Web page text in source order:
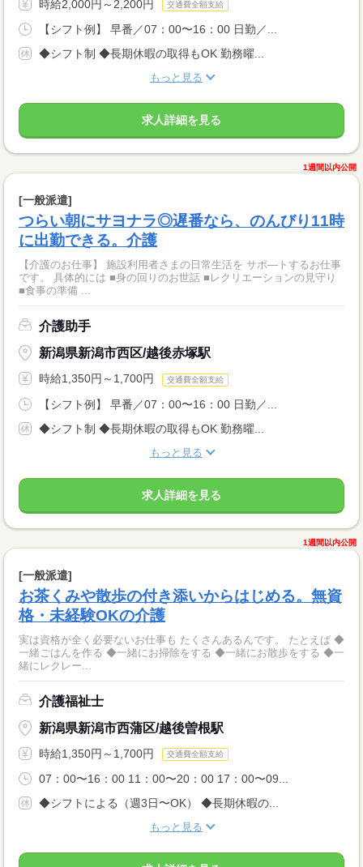
時給2,000円～2,200円 交通費全額支給
【シフト例】 早番／07：00〜16：00 日勤／...
◆シフト制 ◆長期休暇の取得もOK 勤務曜...
もっと見る
求人詳細を見る
1週間以内公開
[一般派遣]
つらい朝にサヨナラ◎遅番なら、のんびり11時
に出勤できる。介護
【介護のお仕事】 施設利用者さまの日常生活を サポ―トするお仕事
です。 具体的には ■身の回りのお世話 ■レクリエーションの見守り
■食事の準備 ...
介護助手
新潟県新潟市西区/越後赤塚駅
時給1,350円～1,700円 交通費全額支給
【シフト例】 早番／07：00〜16：00 日勤／...
◆シフト制 ◆長期休暇の取得もOK 勤務曜...
もっと見る
求人詳細を見る
1週間以内公開
[一般派遣]
お茶くみや散歩の付き添いからはじめる。無資
格・未経験OKの介護
実は資格が全く必要ないお仕事も たくさんあるんです。 たとえば ◆
一緒ごはんを作る ◆一緒にお掃除をする ◆一緒にお散歩をする ◆一
緒にレクレー...
介護福祉士
新潟県新潟市西蒲区/越後曽根駅
時給1,350円～1,700円 交通費全額支給
07：00〜16：00 11：00〜20：00 17：00〜09...
◆シフトによる（週3日〜OK） ◆長期休暇の...
もっと見る